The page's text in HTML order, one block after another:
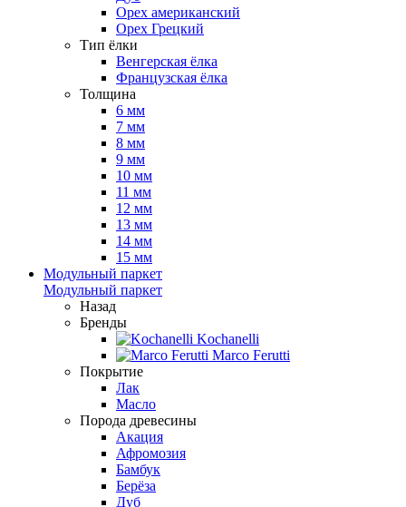
Орех американский
Орех Грецкий
Тип ёлки
Венгерская ёлка
Французская ёлка
Толщина
6 мм
7 мм
8 мм
9 мм
10 мм
11 мм
12 мм
13 мм
14 мм
15 мм
Модульный паркет
Модульный паркет
Назад
Бренды
Kochanelli
Marco Ferutti
Покрытие
Лак
Масло
Порода древесины
Акация
Афромозия
Бамбук
Берёза
Дуб